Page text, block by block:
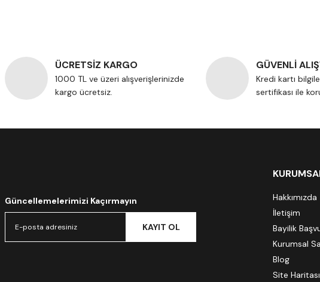
ÜCRETSİZ KARGO
1000 TL ve üzeri alışverişlerinizde
kargo ücretsiz.
GÜVENLİ
Kredi kartı
sertifikası ile
Güncellemelerimizi Kaçırmayın
KAYIT OL
Hakkımızda
İletişim
Bayilik
Kurumsal
Blog
Site Haritası